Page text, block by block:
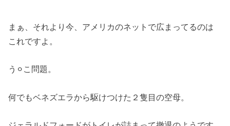
まぁ、それより今、アメリカのネットで広まってるのは
これですよ。
う⚪︎こ問題。
何でもベネズエラから駆けつけた２隻目の空母。